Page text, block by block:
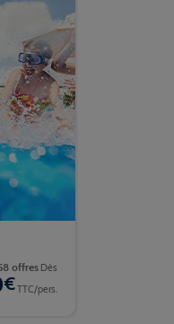
offres Dès
€TTC/pers.